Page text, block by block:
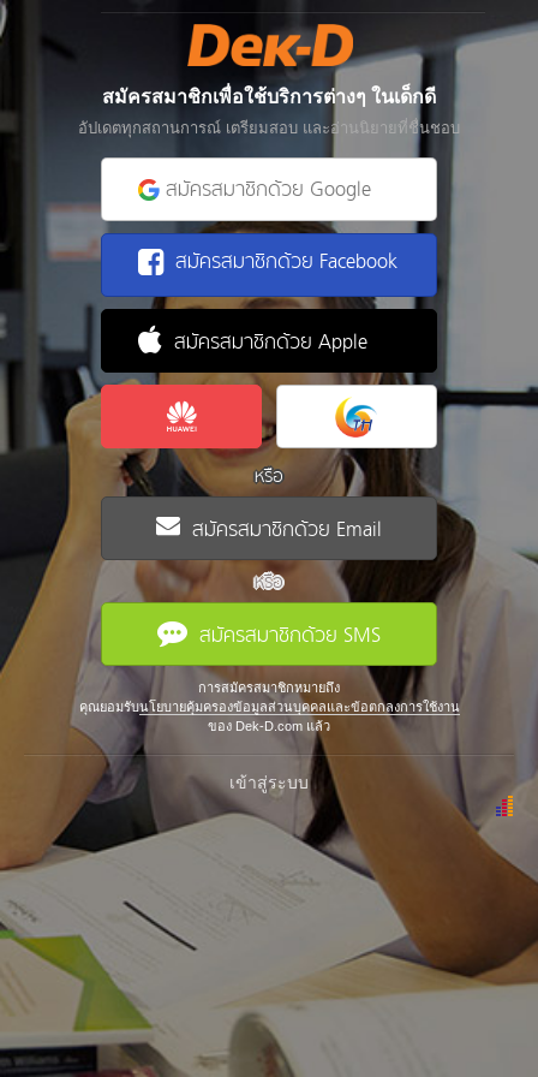
สมัครสมาชิกเพื่อใช้บริการต่างๆ ในเด็กดี
อัปเดตทุกสถานการณ์ เตรียมสอบ และอ่านนิยายที่ชื่นชอบ
สมัครสมาชิกด้วย Google
สมัครสมาชิกด้วย Facebook
สมัครสมาชิกด้วย Apple
หรือ
สมัครสมาชิกด้วย Email
หรือ
สมัครสมาชิกด้วย SMS
การสมัครสมาชิกหมายถึง
คุณยอมรับนโยบายคุ้มครองข้อมูลส่วนบุคคลและข้อตกลงการใช้งาน
ของ Dek-D.com แล้ว
เข้าสู่ระบบ